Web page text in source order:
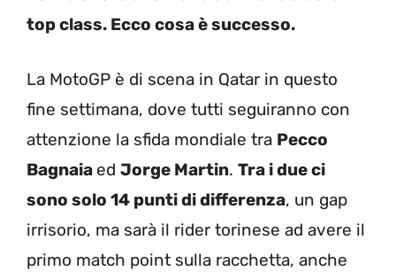
top class. Ecco cosa è successo.
La MotoGP è di scena in Qatar in questo
fine settimana, dove tutti seguiranno con
attenzione la sfida mondiale tra Pecco
Bagnaia ed Jorge Martin. Tra i due ci
sono solo 14 punti di differenza, un gap
irrisorio, ma sarà il rider torinese ad avere il
primo match point sulla racchetta, anche